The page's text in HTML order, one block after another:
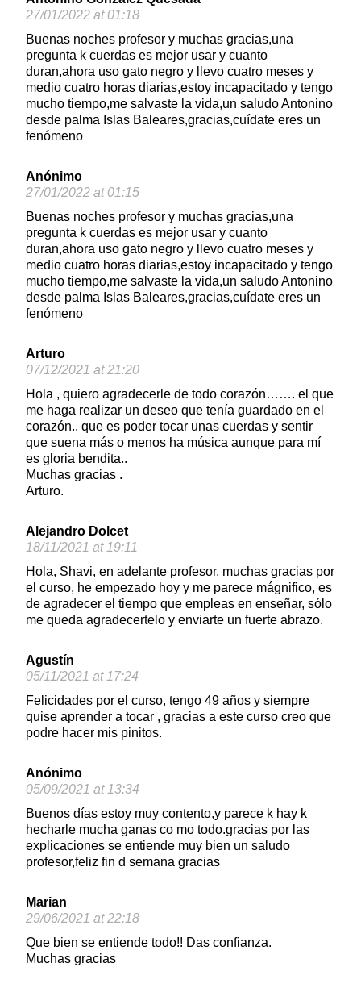
27/01/2022 at 01:18
Buenas noches profesor y muchas gracias,una
pregunta k cuerdas es mejor usar y cuanto
duran,ahora uso gato negro y llevo cuatro meses y
medio cuatro horas diarias,estoy incapacitado y tengo
mucho tiempo,me salvaste la vida,un saludo Antonino
desde palma Islas Baleares,gracias,cuídate eres un
fenómeno
Anónimo
27/01/2022 at 01:15
Buenas noches profesor y muchas gracias,una
pregunta k cuerdas es mejor usar y cuanto
duran,ahora uso gato negro y llevo cuatro meses y
medio cuatro horas diarias,estoy incapacitado y tengo
mucho tiempo,me salvaste la vida,un saludo Antonino
desde palma Islas Baleares,gracias,cuídate eres un
fenómeno
Arturo
07/12/2021 at 21:20
Hola , quiero agradecerle de todo corazón……. el que
me haga realizar un deseo que tenía guardado en el
corazón.. que es poder tocar unas cuerdas y sentir
que suena más o menos ha música aunque para mí
es gloria bendita..
Muchas gracias .
Arturo.
Alejandro Dolcet
18/11/2021 at 19:11
Hola, Shavi, en adelante profesor, muchas gracias por
el curso, he empezado hoy y me parece mágnifico, es
de agradecer el tiempo que empleas en enseñar, sólo
me queda agradecertelo y enviarte un fuerte abrazo.
Agustín
05/11/2021 at 17:24
Felicidades por el curso, tengo 49 años y siempre
quise aprender a tocar , gracias a este curso creo que
podre hacer mis pinitos.
Anónimo
05/09/2021 at 13:34
Buenos días estoy muy contento,y parece k hay k
hecharle mucha ganas co mo todo.gracias por las
explicaciones se entiende muy bien un saludo
profesor,feliz fin d semana gracias
Marian
29/06/2021 at 22:18
Que bien se entiende todo!! Das confianza.
Muchas gracias